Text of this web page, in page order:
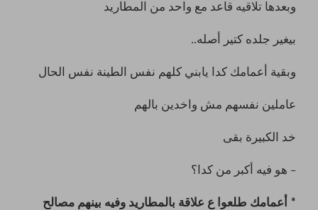
وبعدها تلاقيه قاعد مع واحد من المطاريد
بيغير جلده كتير أصله..
وبقية أعمامك كدا يابني كلهم نفس الطينة نفس الحال
عاملين نفسهم مش واخدين بالهم
خد الكبيرة بقى
– هو فيه أكبر من كدا؟
* أعمامك طلعوا ع علاقة بالمطاريد وفيه بينهم مصالح